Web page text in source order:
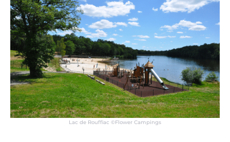
Lac de Rouffiac ©Flower Campings